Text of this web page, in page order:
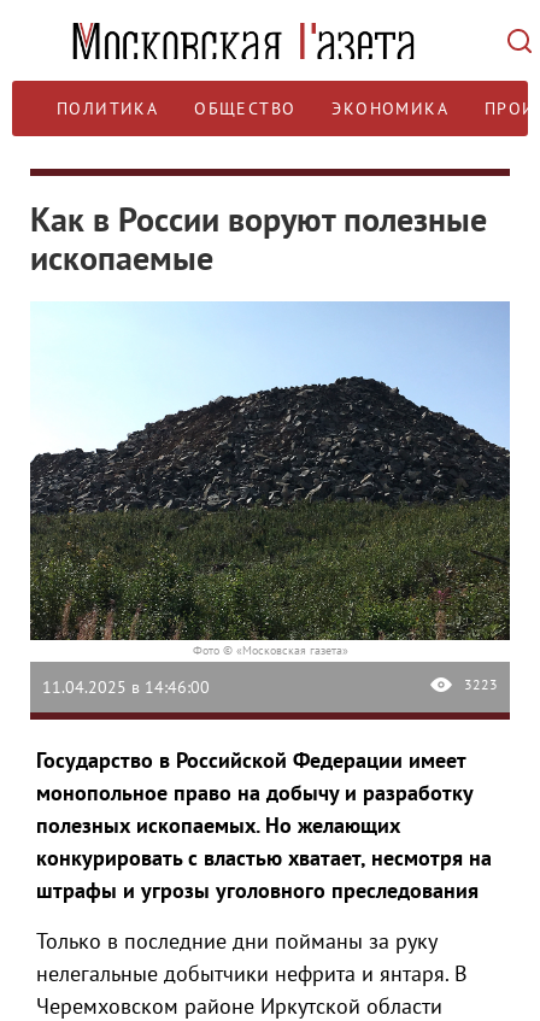
ПОЛИТИКА ОБЩЕСТВО ЭКОНОМИКА
Как в России воруют полезные
ископаемые
Фото © «Московская газета»
11.04.2025 в 14:46:00 3223
Государство в Российской Федерации имеет
монопольное право на добычу и разработку
полезных ископаемых. Но желающих
конкурировать с властью хватает, несмотря на
штрафы и угрозы уголовного преследования
Только в последние дни пойманы за руку
нелегальные добытчики нефрита и янтаря. В
Черемховском районе Иркутской области